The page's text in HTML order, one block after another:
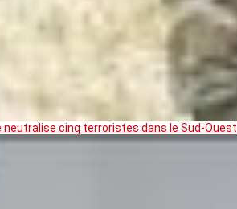
neutralise cinq terroristes dans le Sud-Ouest